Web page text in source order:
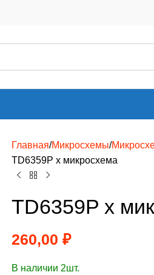
Главная Микросхемы
TD6359P х микросхема
TD6359P х
260,00 ₽
В наличии 2шт.